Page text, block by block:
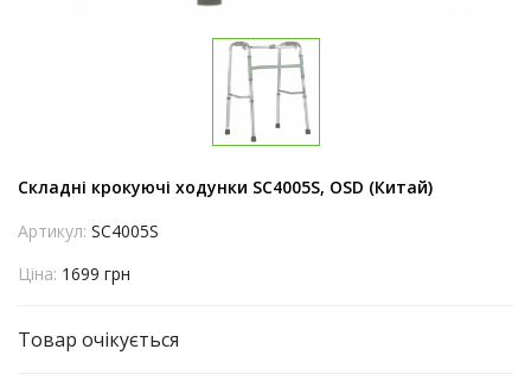
Складні крокуючі ходунки SC4005S, OSD (Китай)
Артикул: SC4005S
Ціна: 1699 грн
Товар очікується